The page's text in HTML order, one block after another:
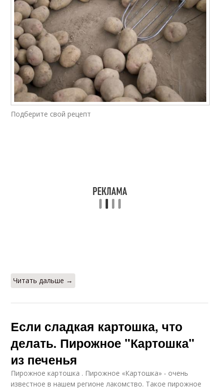
Подберите свой рецепт
Читать дальше →
Если сладкая картошка, что
делать. Пирожное "Картошка"
из печенья
Пирожное картошка . Пирожное «Картошка» - очень
известное в нашем регионе лакомство. Такое пирожное